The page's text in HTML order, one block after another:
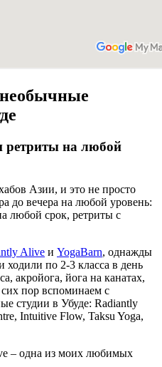
ретриты на любой
Азии, и это не просто
до вечера на любой уровень:
любой срок, ретриты с
Alive и YogaBarn, однажды
по 2-3 класса в день
акройога, йога на канатах,
пор вспоминаем с
студии в Убуде: Radiantly
Intuitive Flow, Taksu Yoga,